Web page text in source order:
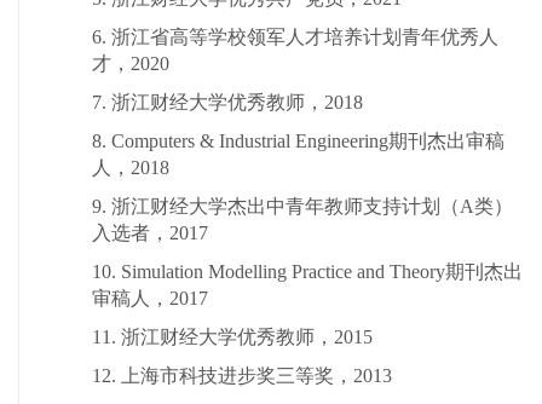
6. 浙江省高等学校领军人才培养计划青年优秀人
才，2020
7. 浙江财经大学优秀教师，2018
8. Computers & Industrial Engineering期刊杰出审稿
人，2018
9. 浙江财经大学杰出中青年教师支持计划（A类）
入选者，2017
10. Simulation Modelling Practice and Theory期刊杰出
审稿人，2017
11. 浙江财经大学优秀教师，2015
12. 上海市科技进步奖三等奖，2013